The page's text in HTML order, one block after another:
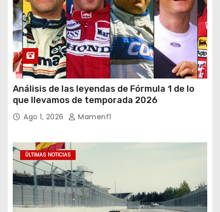
Análisis de las leyendas de Fórmula 1 de lo
que llevamos de temporada 2026
Ago 1, 2026 Mamenf1
ÚLTIMAS NOTICIAS